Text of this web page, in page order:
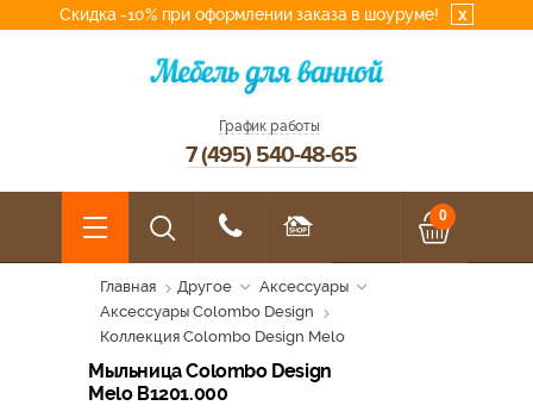
Скидка -10% при оформлении заказа в шоуруме! x
График работы
7 (495) 540-48-65
0
Главная Другое
Аксессуары
Аксессуары Colombo Design
Коллекция Colombo Design Melo
Мыльница Colombo Design
Melo В1201.000